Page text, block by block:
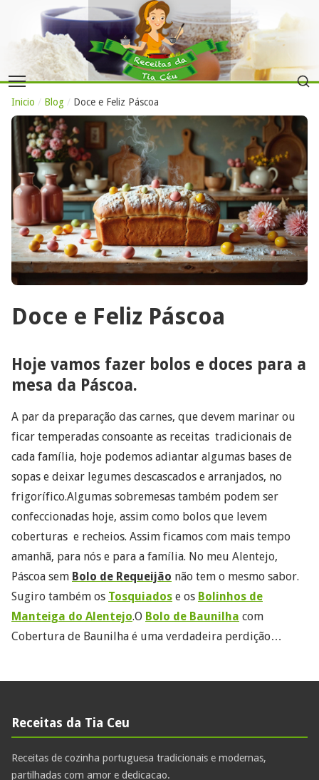
Inicio / Blog / Doce e Feliz Páscoa
Doce e Feliz Páscoa
Hoje vamos fazer bolos e doces para a
mesa da Páscoa.
A par da preparação das carnes, que devem marinar ou
ficar temperadas consoante as receitas tradicionais de
cada família, hoje podemos adiantar algumas bases de
sopas e deixar legumes descascados e arranjados, no
frigorífico.Algumas sobremesas também podem ser
confeccionadas hoje, assim como bolos que levem
coberturas e recheios. Assim ficamos com mais tempo
amanhã, para nós e para a família. No meu Alentejo,
Páscoa sem Bolo de Requeijão não tem o mesmo sabor.
Sugiro também os Tosquiados e os Bolinhos de
Manteiga do Alentejo.O Bolo de Baunilha com
Cobertura de Baunilha é uma verdadeira perdição…
Receitas da Tia Ceu
Receitas de cozinha portuguesa tradicionais e modernas,
partilhadas com amor e dedicacao.